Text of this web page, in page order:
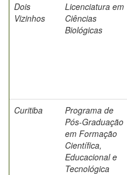
Dois
Vizinhos
Licenciatura em
Ciências
Biológicas
Curitiba
Programa de
Pós-Graduação
em Formação
Científica,
Educacional e
Tecnológica